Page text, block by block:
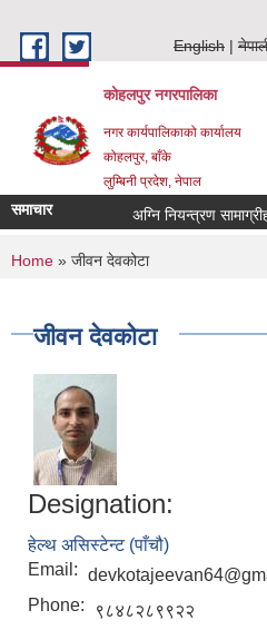
English
कोहलपुर नगरपालिका
नगर कार्यपालिकाको कार्यालय
कोहलपुर, बाँके
लुम्बिनी प्रदेश, नेपाल
समाचार
You are here
Home » जीवन देवकोटा
जीवन देवकोटा
Designation:
हेल्थ असिस्टेन्ट (पाँचौ)
Email:
Phone:
९८४८२८९९२२